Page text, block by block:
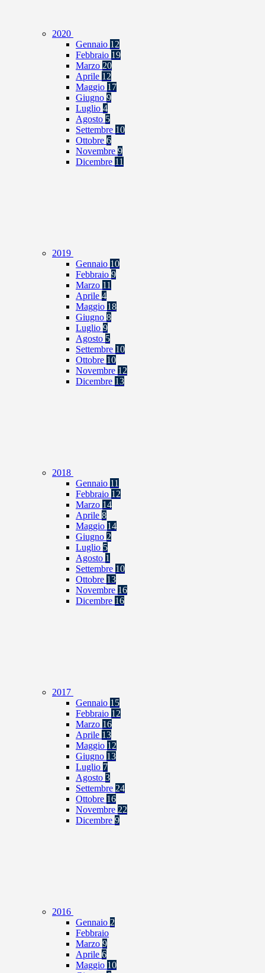
2020
Gennaio 12
Febbraio 19
Marzo 20
Aprile 12
Maggio 17
Giugno 9
Luglio 4
Agosto 5
Settembre 10
Ottobre 6
Novembre 9
Dicembre 11
2019
Gennaio 10
Febbraio 9
Marzo 11
Aprile 4
Maggio 18
Giugno 8
Luglio 9
Agosto 5
Settembre 10
Ottobre 10
Novembre 12
Dicembre 13
2018
Gennaio 11
Febbraio 12
Marzo 14
Aprile 8
Maggio 14
Giugno 2
Luglio 5
Agosto 1
Settembre 10
Ottobre 13
Novembre 16
Dicembre 16
2017
Gennaio 15
Febbraio 12
Marzo 16
Aprile 13
Maggio 12
Giugno 13
Luglio 7
Agosto 3
Settembre 24
Ottobre 16
Novembre 22
Dicembre 9
2016
Gennaio 2
Febbraio
Marzo 9
Aprile 6
Maggio 10